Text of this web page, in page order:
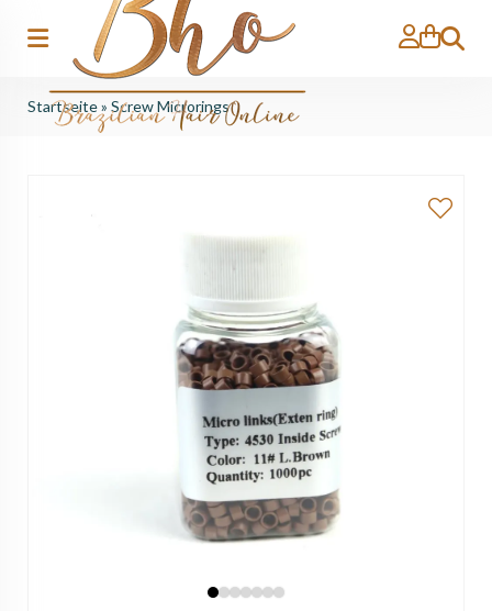
Suche
Startseite» Screw Microrings